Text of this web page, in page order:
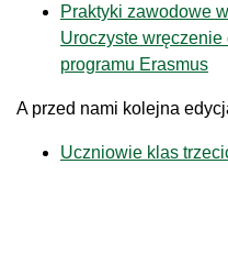
Praktyki zawodowe
Uroczyste
programu Erasmus
A przed nami kolejna
Uczniowie klas